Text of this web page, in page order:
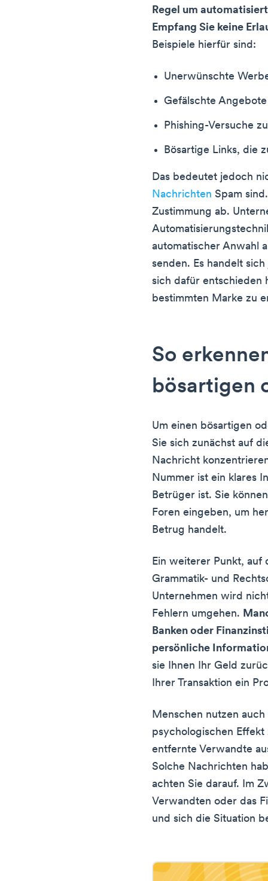
Regel um
Empfang Sie keine
Beispiele hierfür sind:
Unerwünschte
Gefälschte
Phishing-Versuche
Bösartige Links, die
Das bedeutet jedoch
Nachrichten Spam
Zustimmung ab.
automatischer Anwahl
senden. Es handelt
sich dafür entschieden
bestimmten Marke zu
So
bösartigen
Um einen bösartigen
Sie sich zunächst auf
Nachricht
Nummer ist ein klares
Betrüger ist. Sie
Foren eingeben, um
Betrug handelt.
Ein weiterer Punkt, auf
Grammatik- und
Unternehmen wird
Fehlern umgehen.
Banken oder
persönliche
sie Ihnen Ihr Geld
Ihrer Transaktion ein
Menschen nutzen
psychologischen Effekt
entfernte Verwandte
Solche Nachrichten
achten Sie darauf. Im
Verwandten oder das
und sich die Situation